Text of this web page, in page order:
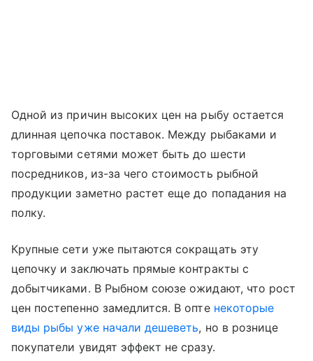
Одной из причин высоких цен на рыбу остается
длинная цепочка поставок. Между рыбаками и
торговыми сетями может быть до шести
посредников, из-за чего стоимость рыбной
продукции заметно растет еще до попадания на
полку.
Крупные сети уже пытаются сокращать эту
цепочку и заключать прямые контракты с
добытчиками. В Рыбном союзе ожидают, что рост
цен постепенно замедлится. В опте некоторые
виды рыбы уже начали дешеветь, но в рознице
покупатели увидят эффект не сразу.